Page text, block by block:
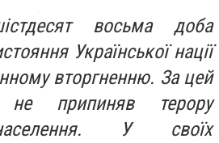
восьма доба
Української нації
вторгненню. За цей
не припиняв терору
У своїх